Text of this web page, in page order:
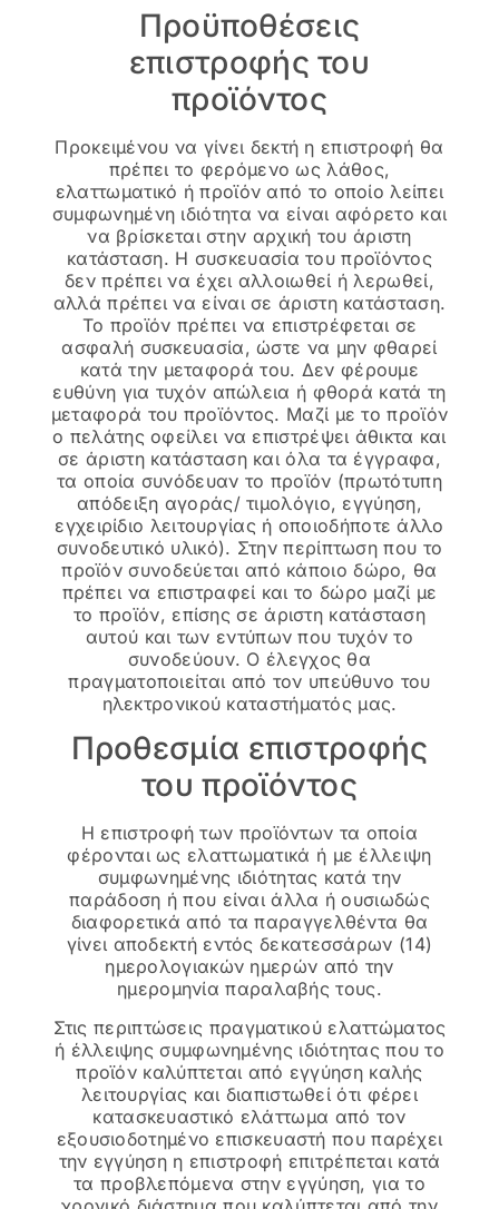
Προϋποθέσεις
επιστροφής του
προϊόντος
Προκειμένου να γίνει δεκτή η επιστροφή θα
πρέπει το φερόμενο ως λάθος,
ελαττωματικό ή προϊόν από το οποίο λείπει
συμφωνημένη ιδιότητα να είναι αφόρετο και
να βρίσκεται στην αρχική του άριστη
κατάσταση. Η συσκευασία του προϊόντος
δεν πρέπει να έχει αλλοιωθεί ή λερωθεί,
αλλά πρέπει να είναι σε άριστη κατάσταση.
Το προϊόν πρέπει να επιστρέφεται σε
ασφαλή συσκευασία, ώστε να μην φθαρεί
κατά την μεταφορά του. Δεν φέρουμε
ευθύνη για τυχόν απώλεια ή φθορά κατά τη
μεταφορά του προϊόντος. Μαζί με το προϊόν
ο πελάτης οφείλει να επιστρέψει άθικτα και
σε άριστη κατάσταση και όλα τα έγγραφα,
τα οποία συνόδευαν το προϊόν (πρωτότυπη
απόδειξη αγοράς/ τιμολόγιο, εγγύηση,
εγχειρίδιο λειτουργίας ή οποιοδήποτε άλλο
συνοδευτικό υλικό). Στην περίπτωση που το
προϊόν συνοδεύεται από κάποιο δώρο, θα
πρέπει να επιστραφεί και το δώρο μαζί με
το προϊόν, επίσης σε άριστη κατάσταση
αυτού και των εντύπων που τυχόν το
συνοδεύουν. Ο έλεγχος θα
πραγματοποιείται από τον υπεύθυνο του
ηλεκτρονικού καταστήματός μας.
Προθεσμία επιστροφής
του προϊόντος
Η επιστροφή των προϊόντων τα οποία
φέρονται ως ελαττωματικά ή με έλλειψη
συμφωνημένης ιδιότητας κατά την
παράδοση ή που είναι άλλα ή ουσιωδώς
διαφορετικά από τα παραγγελθέντα θα
γίνει αποδεκτή εντός δεκατεσσάρων (14)
ημερολογιακών ημερών από την
ημερομηνία παραλαβής τους.
Στις περιπτώσεις πραγματικού ελαττώματος
ή έλλειψης συμφωνημένης ιδιότητας που το
προϊόν καλύπτεται από εγγύηση καλής
λειτουργίας και διαπιστωθεί ότι φέρει
κατασκευαστικό ελάττωμα από τον
εξουσιοδοτημένο επισκευαστή που παρέχει
την εγγύηση η επιστροφή επιτρέπεται κατά
τα προβλεπόμενα στην εγγύηση, για το